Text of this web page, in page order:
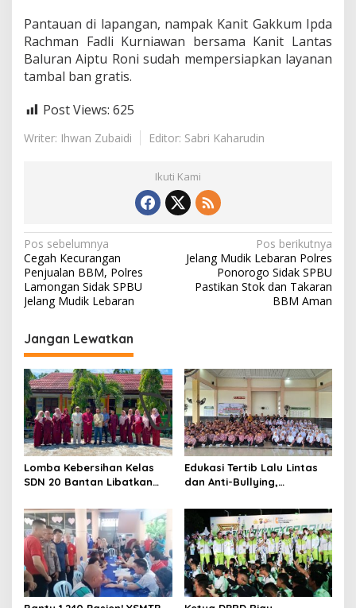
a
n
B
a
l
r
n
Pantauan di lapangan, nampak Kanit Gakkum Ipda
Rachman Fadli Kurniawan bersama Kanit Lantas
Baluran Aiptu Roni sudah mempersiapkan layanan
tambal ban gratis.
Post Views: 625
Writer: Ihwan Zubaidi Editor: Sabri Kaharudin
Ikuti Kami
N
a
v
i
g
a
s
i
p
o
s
Pos sebelumnya
Cegah Kecurangan
Penjualan BBM, Polres
Lamongan Sidak SPBU
Jelang Mudik Lebaran
Pos berikutnya
Jelang Mudik Lebaran Polres
Ponorogo Sidak SPBU
Pastikan Stok dan Takaran
BBM Aman
Jangan Lewatkan
Lomba Kebersihan Kelas
SDN 20 Bantan Libatkan
sebagai Dewan Juri
Edukasi Tertib Lalu Lintas
dan Anti-Bullying,
Gelar “Polisi Sahabat Anak”
di SD IT Al-Fatih Duri